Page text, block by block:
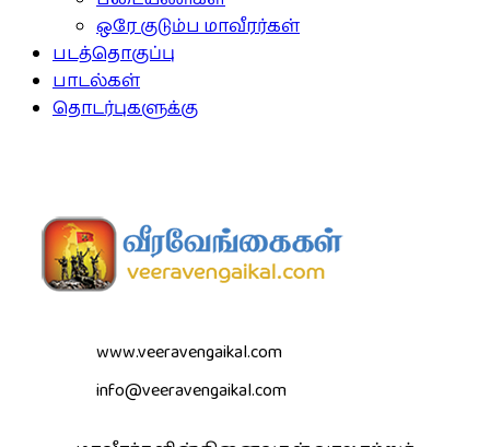
ஒரே குடும்ப மாவீரர்கள்
படத்தொகுப்பு
பாடல்கள்
தொடர்புகளுக்கு
www.veeravengaikal.com
info@veeravengaikal.com